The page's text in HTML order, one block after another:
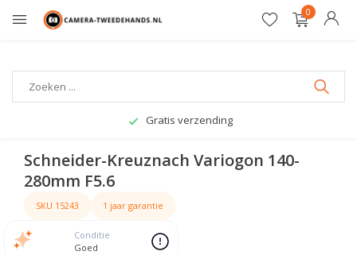
0
Gratis verzending
Schneider-Kreuznach Variogon 140-
280mm F5.6
SKU 15243 1 jaar garantie
Conditie
Goed